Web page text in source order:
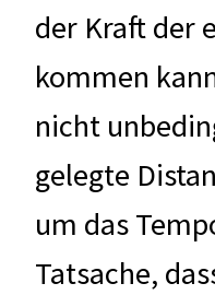
der Kraft der
kommen
nicht
gelegte
um das
Tatsache,